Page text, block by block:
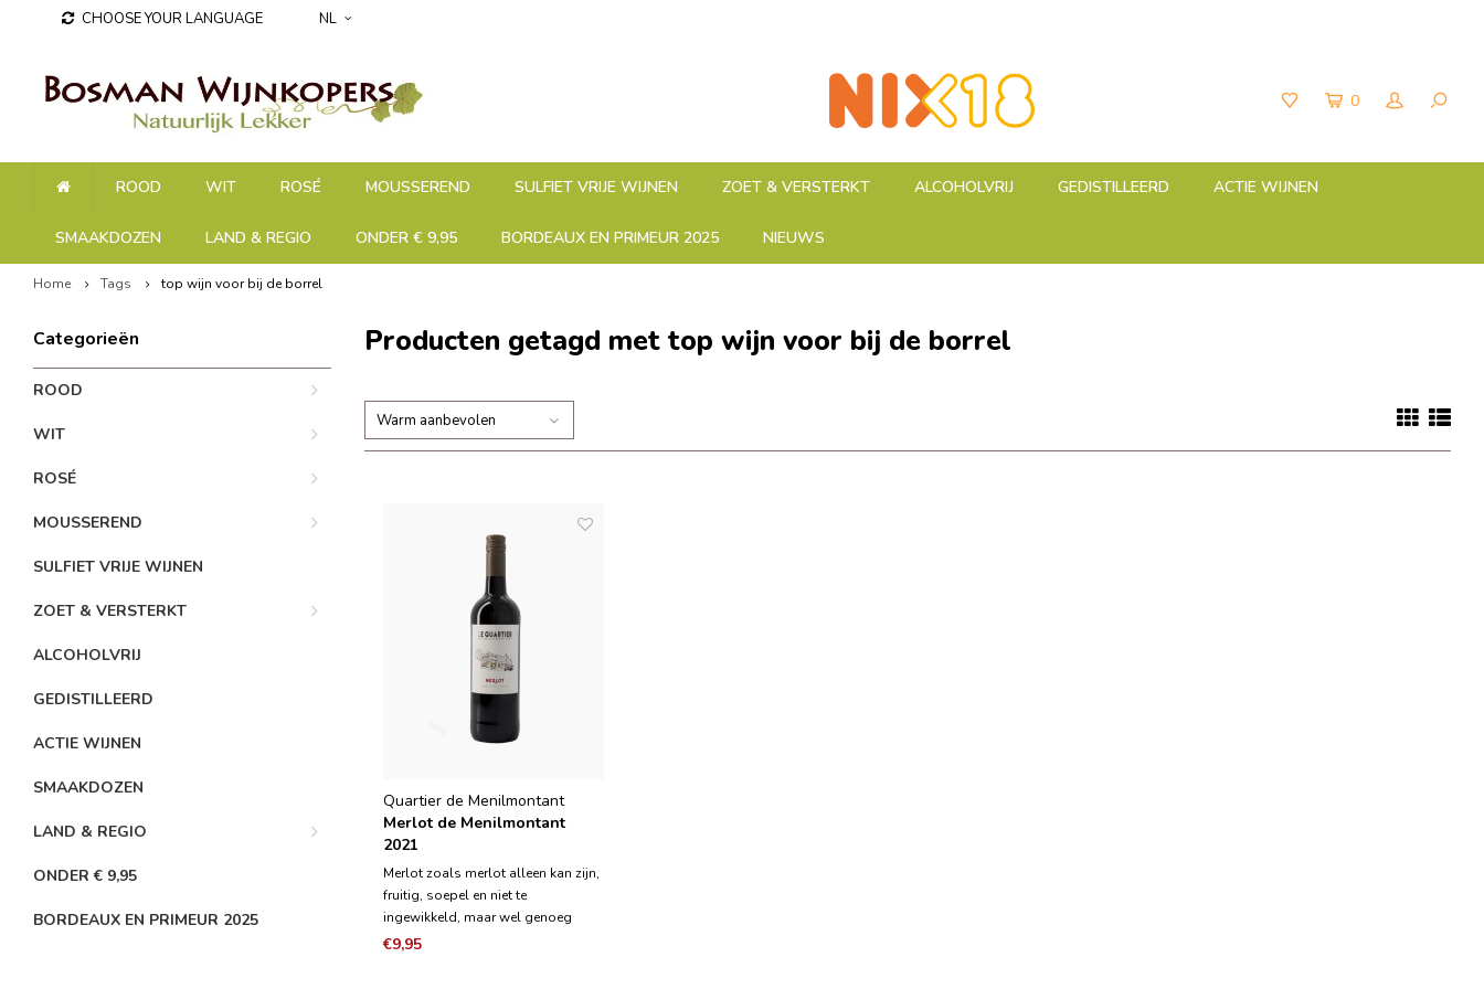
CHOOSE YOUR LANGUAGE NL
0
ROOD WIT ROSÉ MOUSSEREND SULFIET VRIJE WIJNEN ZOET & VERSTERKT ALCOHOLVRIJ GEDISTILLEERD ACTIE WIJNEN
SMAAKDOZEN LAND & REGIO ONDER € 9,95 BORDEAUX EN PRIMEUR 2025 NIEUWS
Home Tags top wijn voor bij de borrel
Categorieën
ROOD
WIT
ROSÉ
MOUSSEREND
SULFIET VRIJE WIJNEN
ZOET & VERSTERKT
ALCOHOLVRIJ
GEDISTILLEERD
ACTIE WIJNEN
SMAAKDOZEN
LAND & REGIO
ONDER € 9,95
BORDEAUX EN PRIMEUR 2025
Producten getagd met top wijn voor bij de borrel
Warm aanbevolen
Quartier de Menilmontant
Merlot de Menilmontant
2021
Merlot zoals merlot alleen kan zijn,
fruitig, soepel en niet te
ingewikkeld, maar wel genoeg
body voor een prima wijnbeleving.
€9,95